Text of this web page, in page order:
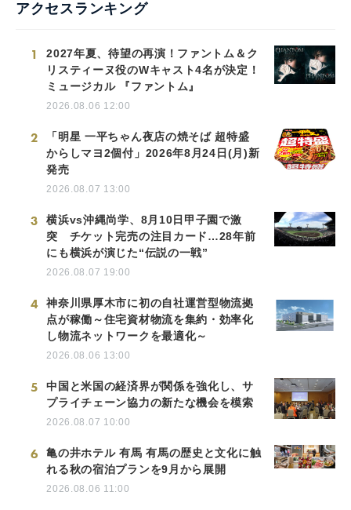
アクセスランキング
1
2027年夏、待望の再演！ファントム＆ク
リスティーヌ役のWキャスト4名が決定！
ミュージカル 『ファントム』
2026.08.06 12:00
2
「明星 一平ちゃん夜店の焼そば 超特盛
からしマヨ2個付」2026年8月24日(月)新
発売
2026.08.07 13:00
3
横浜vs沖縄尚学、8月10日甲子園で激
突 チケット完売の注目カード…28年前
にも横浜が演じた“伝説の一戦”
2026.08.07 19:00
4
神奈川県厚木市に初の自社運営型物流拠
点が稼働～住宅資材物流を集約・効率化
し物流ネットワークを最適化～
2026.08.06 13:00
5
中国と米国の経済界が関係を強化し、サ
プライチェーン協力の新たな機会を模索
2026.08.07 10:00
6
亀の井ホテル 有馬 有馬の歴史と文化に触
れる秋の宿泊プランを9月から展開
2026.08.06 11:00